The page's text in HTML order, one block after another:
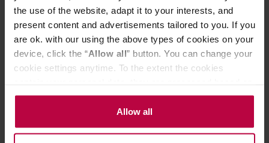
the use of the website, adapt it to your interests, and
present content and advertisements tailored to you. If you
are ok. with our using the above types of cookies on your
device, click the “Allow all” button. You can change your
cookie settings anytime. To the extent the cookies
the controller’s (namely, ALL GOOD S.A., ul.
Mazowiecka 24I/U9, 78-100 Kołobrzeg) or third parties’
legitimate interests which are to ensure a high quality of
Allow all
Przechowywać w suchym i chłodnym miejscu.
CECHY